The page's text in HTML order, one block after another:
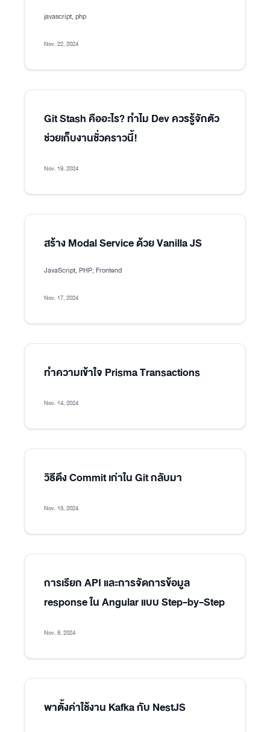
javascript, php
Nov. 22, 2024
Git Stash คืออะไร? ทำไม Dev ควรรู้จักตัว
ช่วยเก็บงานชั่วคราวนี้!
Nov. 19, 2024
สร้าง Modal Service ด้วย Vanilla JS
JavaScript, PHP, Frontend
Nov. 17, 2024
ทำความเข้าใจ Prisma Transactions
Nov. 14, 2024
วิธีดึง Commit เก่าใน Git กลับมา
Nov. 13, 2024
การเรียก API และการจัดการข้อมูล
response ใน Angular แบบ Step-by-Step
Nov. 8, 2024
พาตั้งค่าใช้งาน Kafka กับ NestJS